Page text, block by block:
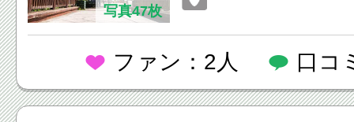
写真47枚
ファン：2人 口コ